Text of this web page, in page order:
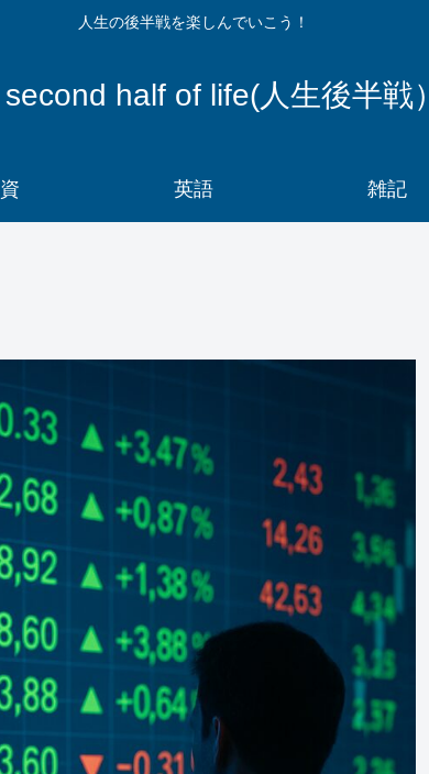
人生の後半戦を楽しんでいこう！
half of life(人生後半戦）
英語 雑記